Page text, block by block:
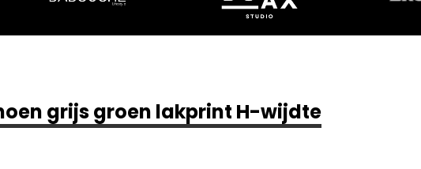
grijs groen lakprint H-wijdte